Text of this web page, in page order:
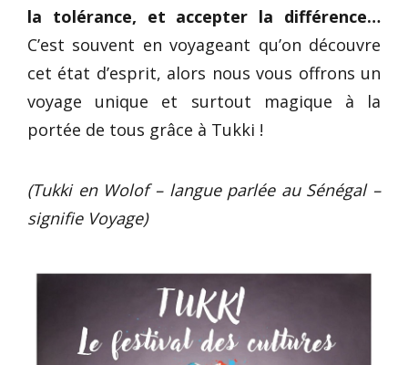
la tolérance, et accepter la différence…
C’est souvent en voyageant qu’on découvre
cet état d’esprit, alors nous vous offrons un
voyage unique et surtout magique à la
portée de tous grâce à Tukki !
(Tukki en Wolof – langue parlée au Sénégal –
signifie Voyage)